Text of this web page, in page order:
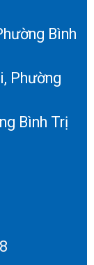
Bình
Phường
Bình Trị